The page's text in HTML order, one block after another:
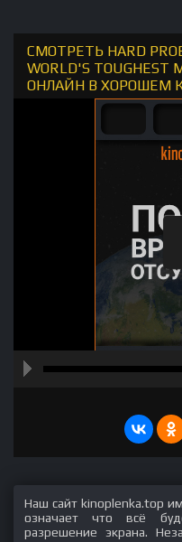
СМОТРЕТЬ HARD
WORLD'S TOUGHEST
ОНЛАЙН В ХОРОШЕМ
Наш сайт kinoplenka.top
означает что всё
разрешение экрана.